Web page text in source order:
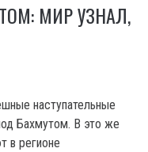
МИР УЗНАЛ,
наступательные
Бахмутом. В это же
в регионе